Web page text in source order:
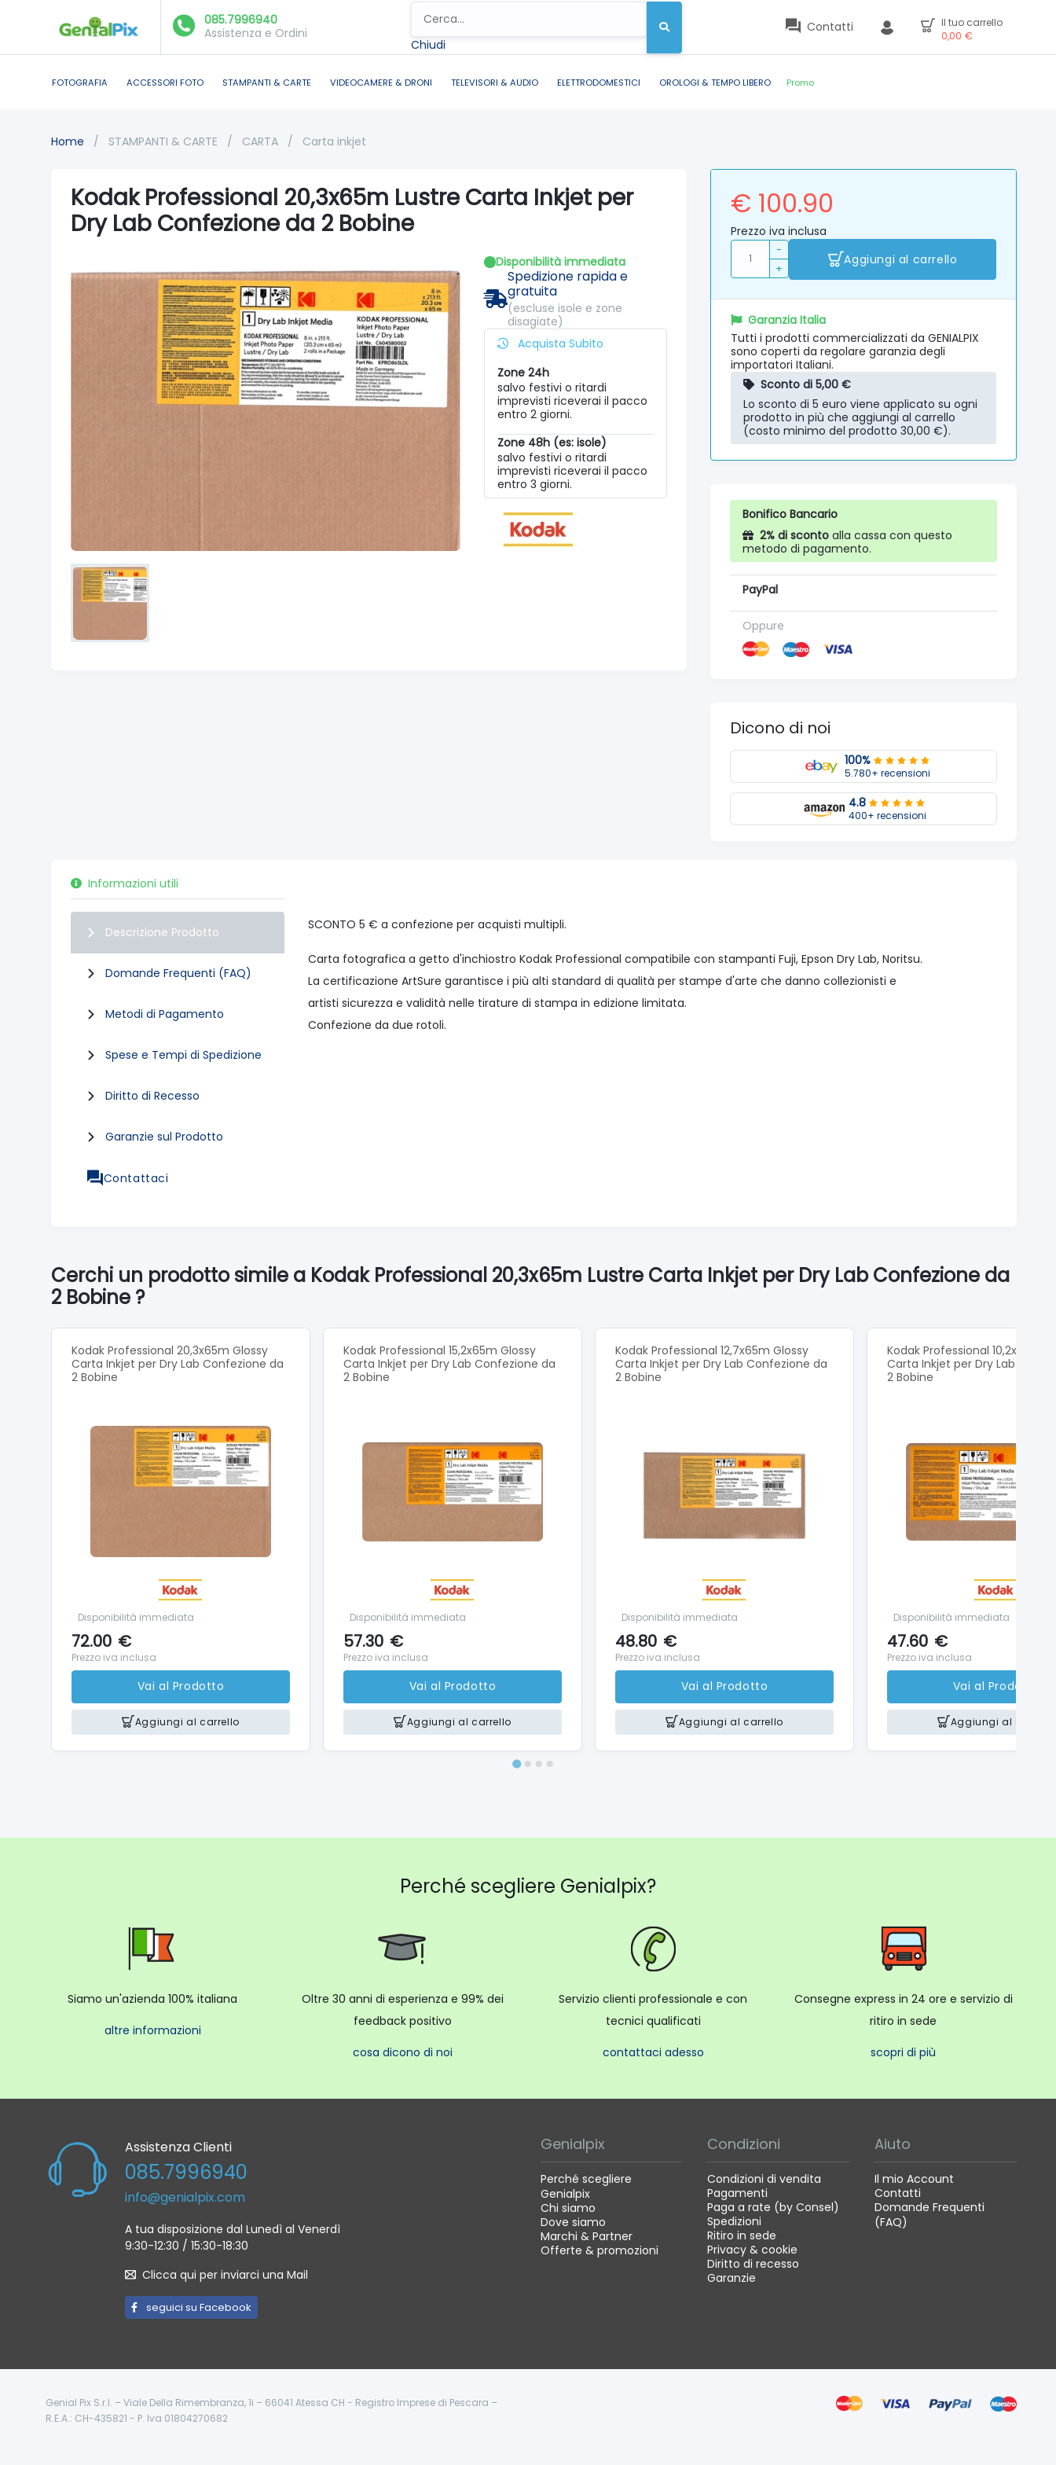
085.7996940
Assistenza e Ordini
Chiudi
Contatti
Il tuo carrello
0,00 €
FOTOGRAFIA ACCESSORI FOTO STAMPANTI & CARTE VIDEOCAMERE & DRONI TELEVISORI & AUDIO ELETTRODOMESTICI OROLOGI & TEMPO LIBERO Promo
Home / STAMPANTI & CARTE / CARTA / Carta inkjet
Kodak Professional 20,3x65m Lustre Carta Inkjet per
Dry Lab Confezione da 2 Bobine
Disponibilità immediata
Spedizione rapida e
gratuita
(escluse isole e zone
disagiate)
Acquista Subito
Zone 24h
salvo festivi o ritardi
imprevisti riceverai il pacco
entro 2 giorni.
Zone 48h (es: isole)
salvo festivi o ritardi
imprevisti riceverai il pacco
entro 3 giorni.
€ 100.90
Prezzo iva inclusa
-
+
Aggiungi al carrello
Garanzia Italia
Tutti i prodotti commercializzati da GENIALPIX
sono coperti da regolare garanzia degli
importatori Italiani.
Sconto di 5,00 €
Lo sconto di 5 euro viene applicato su ogni
prodotto in più che aggiungi al carrello
(costo minimo del prodotto 30,00 €).
Bonifico Bancario
2% di sconto alla cassa con questo
metodo di pagamento.
PayPal
Oppure
Dicono di noi
100%
5.780+ recensioni
4.8
400+ recensioni
Informazioni utili
Descrizione Prodotto
Domande Frequenti (FAQ)
Metodi di Pagamento
Spese e Tempi di Spedizione
Diritto di Recesso
Garanzie sul Prodotto
Contattaci
SCONTO 5 € a confezione per acquisti multipli.
Carta fotografica a getto d'inchiostro Kodak Professional compatibile con stampanti Fuji, Epson Dry Lab, Noritsu.
La certificazione ArtSure garantisce i più alti standard di qualità per stampe d'arte che danno collezionisti e
artisti sicurezza e validità nelle tirature di stampa in edizione limitata.
Confezione da due rotoli.
Cerchi un prodotto simile a Kodak Professional 20,3x65m Lustre Carta Inkjet per Dry Lab Confezione da
2 Bobine ?
Kodak Professional 20,3x65m Glossy
Carta Inkjet per Dry Lab Confezione da
2 Bobine
Disponibilità immediata
72.00 €
Prezzo iva inclusa
Vai al Prodotto
Aggiungi al carrello
Kodak Professional 15,2x65m Glossy
Carta Inkjet per Dry Lab Confezione da
2 Bobine
Disponibilità immediata
57.30 €
Prezzo iva inclusa
Vai al Prodotto
Aggiungi al carrello
Kodak Professional 12,7x65m Glossy
Carta Inkjet per Dry Lab Confezione da
2 Bobine
Disponibilità immediata
48.80 €
Prezzo iva inclusa
Vai al Prodotto
Aggiungi al carrello
Kodak Professional 10,2x65m
Carta Inkjet per Dry Lab
2 Bobine
Disponibilità immediata
47.60 €
Prezzo iva inclusa
Vai al Prodotto
Aggiungi al carrello
Perché scegliere Genialpix?
Siamo un'azienda 100% italiana
altre informazioni
Oltre 30 anni di esperienza e 99% dei
feedback positivo
cosa dicono di noi
Servizio clienti professionale e con
tecnici qualificati
contattaci adesso
Consegne express in 24 ore e servizio di
ritiro in sede
scopri di più
Assistenza Clienti
085.7996940
info@genialpix.com
A tua disposizione dal Lunedì al Venerdì
9:30-12:30 / 15:30-18:30
Clicca qui per inviarci una Mail
seguici su Facebook
Genialpix
Perché scegliere
Genialpix
Chi siamo
Dove siamo
Marchi & Partner
Offerte & promozioni
Condizioni
Condizioni di vendita
Pagamenti
Paga a rate (by Consel)
Spedizioni
Ritiro in sede
Privacy & cookie
Diritto di recesso
Garanzie
Aiuto
Il mio Account
Contatti
Domande Frequenti
(FAQ)
Genial Pix S.r.l. – Viale Della Rimembranza, 1i – 66041 Atessa CH - Registro Imprese di Pescara –
R.E.A.: CH-435821 - P. Iva 01804270682